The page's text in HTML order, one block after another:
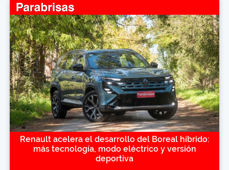
Renault acelera el desarrollo del Boreal híbrido:
más tecnología, modo eléctrico y versión
deportiva